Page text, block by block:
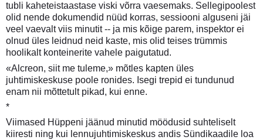
tubli kaheteistaastase viski võrra vaesemaks. Sellegipoolest
olid nende dokumendid nüüd korras, sessiooni alguseni jäi
veel vaevalt viis minutit -- ja mis kõige parem, inspektor ei
olnud üles leidnud neid kaste, mis olid teises trümmis
hoolikalt konteinerite vahele paigutatud.
«Alcreon, siit me tuleme,» mõtles kapten üles
juhtimiskeskuse poole ronides. Isegi trepid ei tundunud
enam nii mõttetult pikad, kui enne.
*
Viimased Hüppeni jäänud minutid möödusid suhteliselt
kiiresti ning kui lennujuhtimiskeskus andis Sündikaadile loa